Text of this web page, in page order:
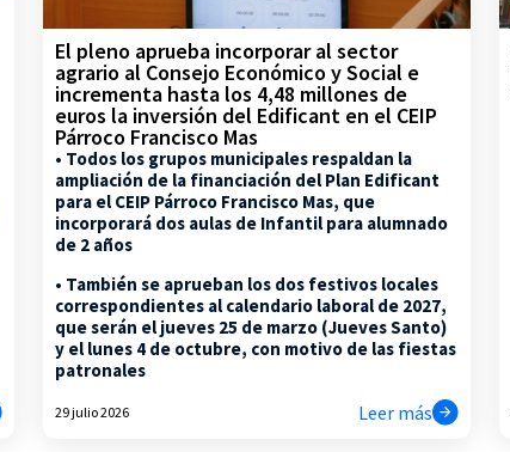
El pleno aprueba incorporar al sector
agrario al Consejo Económico y Social e
incrementa hasta los 4,48 millones de
euros la inversión del Edificant en el CEIP
Párroco Francisco Mas
• Todos los grupos municipales respaldan la
ampliación de la financiación del Plan Edificant
para el CEIP Párroco Francisco Mas, que
incorporará dos aulas de Infantil para alumnado
de 2 años
• También se aprueban los dos festivos locales
correspondientes al calendario laboral de 2027,
que serán el jueves 25 de marzo (Jueves Santo)
y el lunes 4 de octubre, con motivo de las fiestas
patronales
29 julio 2026 Leer más